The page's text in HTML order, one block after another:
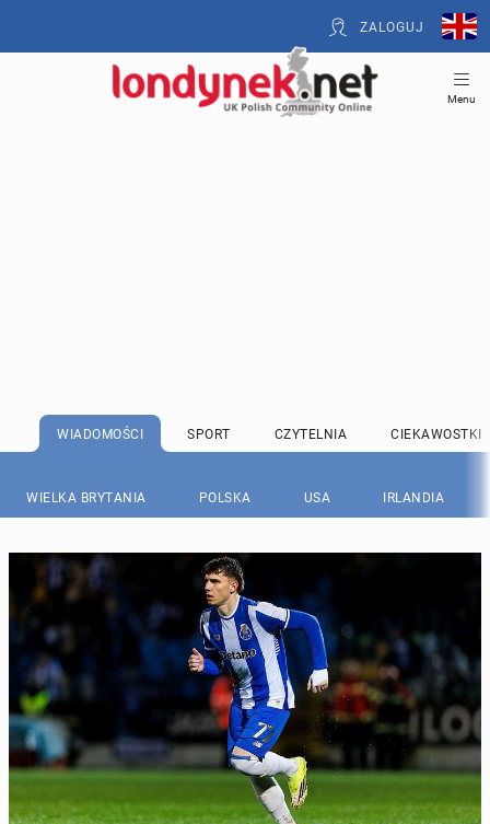
ZALOGUJ
Menu
WIADOMOŚCI SPORT CZYTELNIA CIEKAWOSTKI
WIELKA BRYTANIA POLSKA USA IRLANDIA